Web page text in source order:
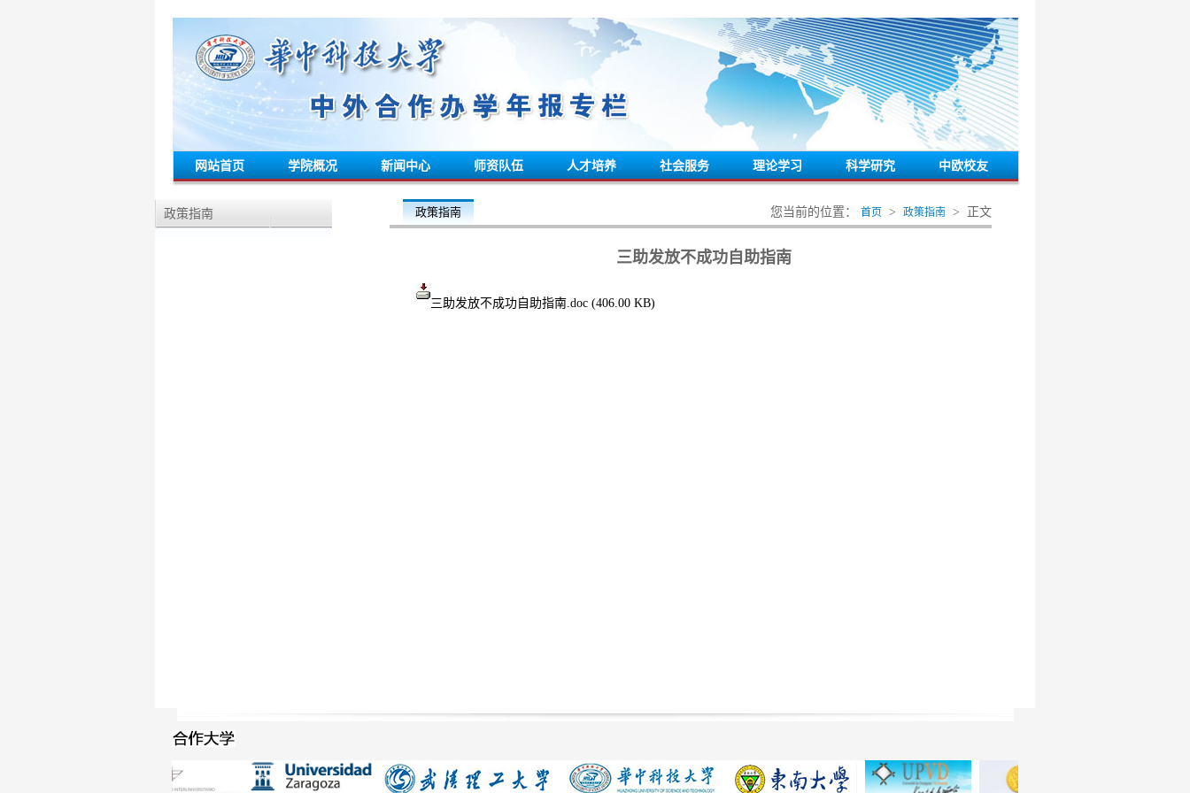
网站首页 学院概况 新闻中心 师资队伍 人才培养 社会服务 理论学习 科学研究 中欧校友
政策指南 您当前的位置： 首页 > 政策指南 > 正文
三助发放不成功自助指南
三助发放不成功自助指南.doc (406.00 KB)
政策指南